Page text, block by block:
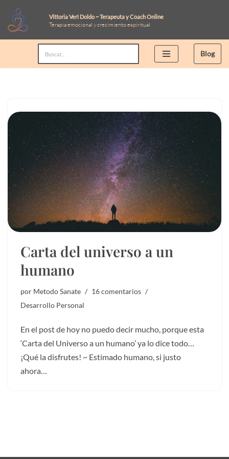
Saltar
al
Vittoria Verì Doldo ~ Terapeuta y Coach Online
Terapia emocional y crecimiento espiritual
Blog
Carta del universo a un
humano
por Metodo Sanate
16 comentarios
Desarrollo Personal
En el post de hoy no puedo decir mucho, porque esta
‘Carta del Universo a un humano’ ya lo dice todo…
¡Qué la disfrutes! ~ Estimado humano, si justo
ahora…